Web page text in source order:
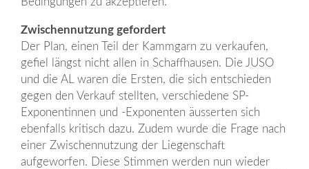
Zwischennutzung gefordert
Der Plan, einen Teil der Kammgarn zu verkaufen,
gefiel längst nicht allen in Schaffhausen. Die JUSO
und die AL waren die Ersten, die sich entschieden
gegen den Verkauf stellten, verschiedene SP-
Exponentinnen und -Exponenten äusserten sich
ebenfalls kritisch dazu. Zudem wurde die Frage nach
einer Zwischennutzung der Liegenschaft
aufgeworfen. Diese Stimmen werden nun wieder